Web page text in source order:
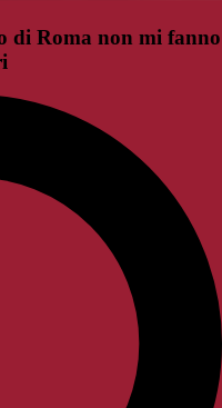
di Roma non mi fanno